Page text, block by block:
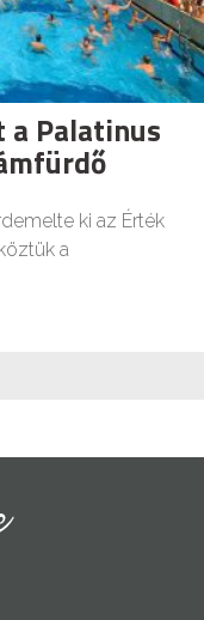
Palatinus
ki az Érték
a